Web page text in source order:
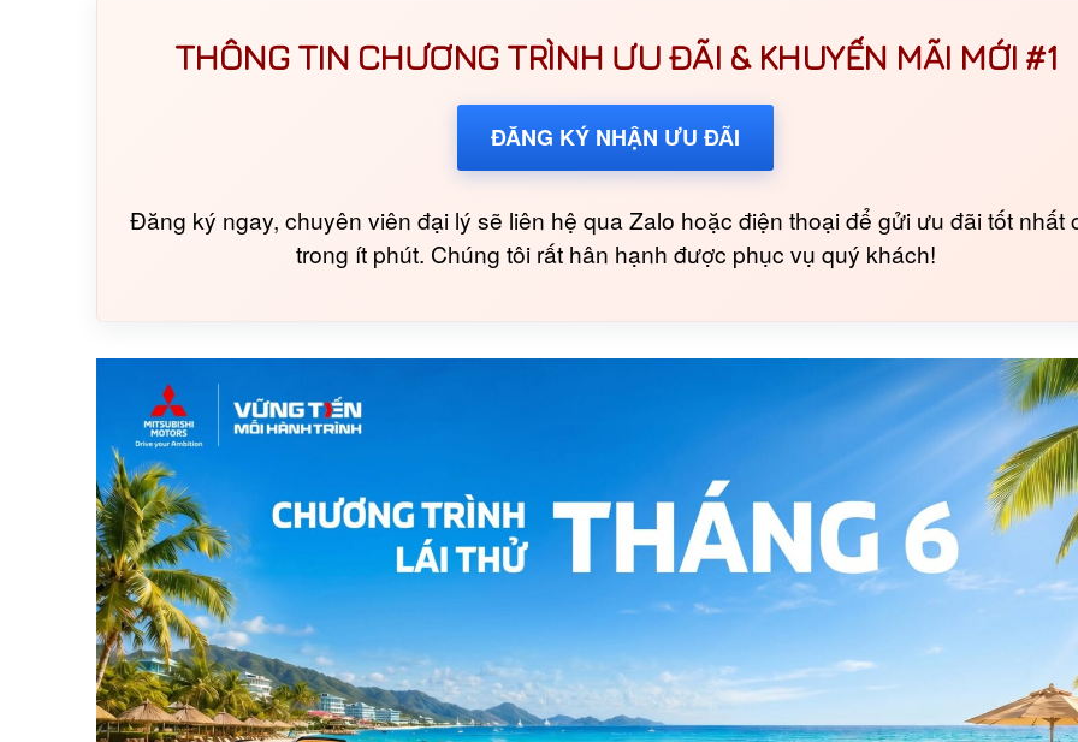
THÔNG TIN CHƯƠNG TRÌNH ƯU ĐÃI & KHUYẾN MÃI MỚI #1
ĐĂNG KÝ NHẬN ƯU ĐÃI
Đăng ký ngay, chuyên viên đại lý sẽ liên hệ qua Zalo hoặc điện thoại để gửi ưu đãi tốt nhất
trong ít phút. Chúng tôi rất hân hạnh được phục vụ quý khách!